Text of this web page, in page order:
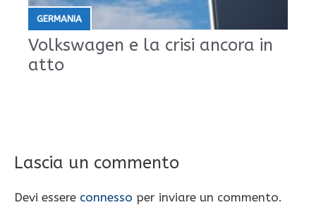
GERMANIA
Volkswagen e la crisi ancora in
atto
Lascia un commento
Devi essere connesso per inviare un commento.